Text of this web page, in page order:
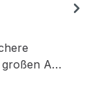
großen A…